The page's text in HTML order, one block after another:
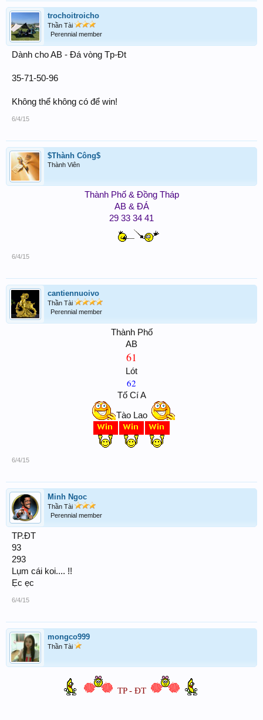
trochoitroicho
Thần Tài
Perennial member
Dành cho AB - Đá vòng Tp-Đt
35-71-50-96
Không thể không có để win!
6/4/15
$Thành Công$
Thành Viên
Thành Phố & Đồng Tháp
AB & ĐÁ
29 33 34 41
6/4/15
cantiennuoivo
Thần Tài
Perennial member
Thành Phố
AB
61
Lót
62
Tố Cí A
Tào Lao
6/4/15
Minh Ngoc
Thần Tài
Perennial member
TP.ĐT
93
293
Lụm cái koi.... !!
Ẹc ẹc
6/4/15
mongco999
Thần Tài
TP - ĐT